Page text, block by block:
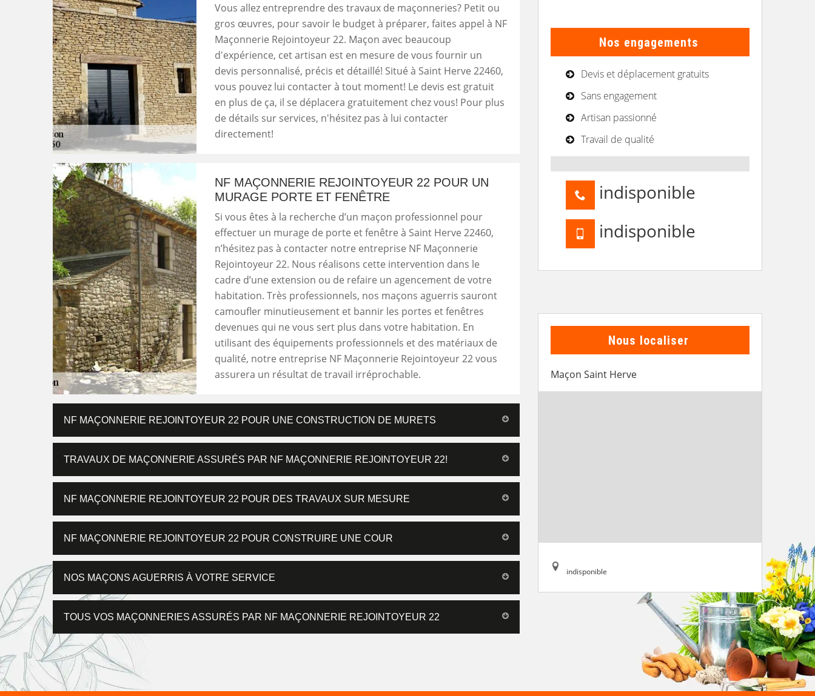
Vous allez entreprendre des travaux de maçonneries? Petit ou
gros œuvres, pour savoir le budget à préparer, faites appel à NF
Maçonnerie Rejointoyeur 22. Maçon avec beaucoup
d'expérience, cet artisan est en mesure de vous fournir un
devis personnalisé, précis et détaillé! Situé à Saint Herve 22460,
vous pouvez lui contacter à tout moment! Le devis est gratuit
en plus de ça, il se déplacera gratuitement chez vous! Pour plus
de détails sur services, n'hésitez pas à lui contacter
directement!
NF MAÇONNERIE REJOINTOYEUR 22 POUR UN
MURAGE PORTE ET FENÊTRE
Si vous êtes à la recherche d’un maçon professionnel pour
effectuer un murage de porte et fenêtre à Saint Herve 22460,
n’hésitez pas à contacter notre entreprise NF Maçonnerie
Rejointoyeur 22. Nous réalisons cette intervention dans le
cadre d’une extension ou de refaire un agencement de votre
habitation. Très professionnels, nos maçons aguerris sauront
camoufler minutieusement et bannir les portes et fenêtres
devenues qui ne vous sert plus dans votre habitation. En
utilisant des équipements professionnels et des matériaux de
qualité, notre entreprise NF Maçonnerie Rejointoyeur 22 vous
assurera un résultat de travail irréprochable.
NF MAÇONNERIE REJOINTOYEUR 22 POUR UNE CONSTRUCTION DE MURETS
TRAVAUX DE MAÇONNERIE ASSURÉS PAR NF MAÇONNERIE REJOINTOYEUR 22!
NF MAÇONNERIE REJOINTOYEUR 22 POUR DES TRAVAUX SUR MESURE
NF MAÇONNERIE REJOINTOYEUR 22 POUR CONSTRUIRE UNE COUR
NOS MAÇONS AGUERRIS À VOTRE SERVICE
TOUS VOS MAÇONNERIES ASSURÉS PAR NF MAÇONNERIE REJOINTOYEUR 22
Nos engagements
Devis et déplacement gratuits
Sans engagement
Artisan passionné
Travail de qualité
indisponible
indisponible
Nous localiser
Maçon Saint Herve
indisponible